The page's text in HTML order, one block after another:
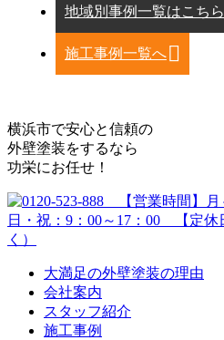
地域別事例一覧はこちら
施工事例一覧へ
横浜市で安心と信頼の
外壁塗装をするなら
功栄にお任せ！
大満足の外壁塗装の理由
会社案内
スタッフ紹介
施工事例